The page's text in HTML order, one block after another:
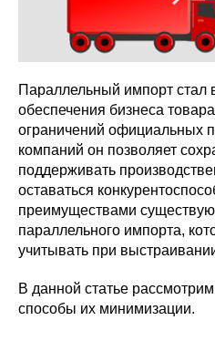
Параллельный импорт
обеспечения бизнеса
ограничений официальных
компаний он позволяет
поддерживать
оставаться
преимуществами
параллельного импорта,
учитывать при
В данной статье
способы их минимизации.